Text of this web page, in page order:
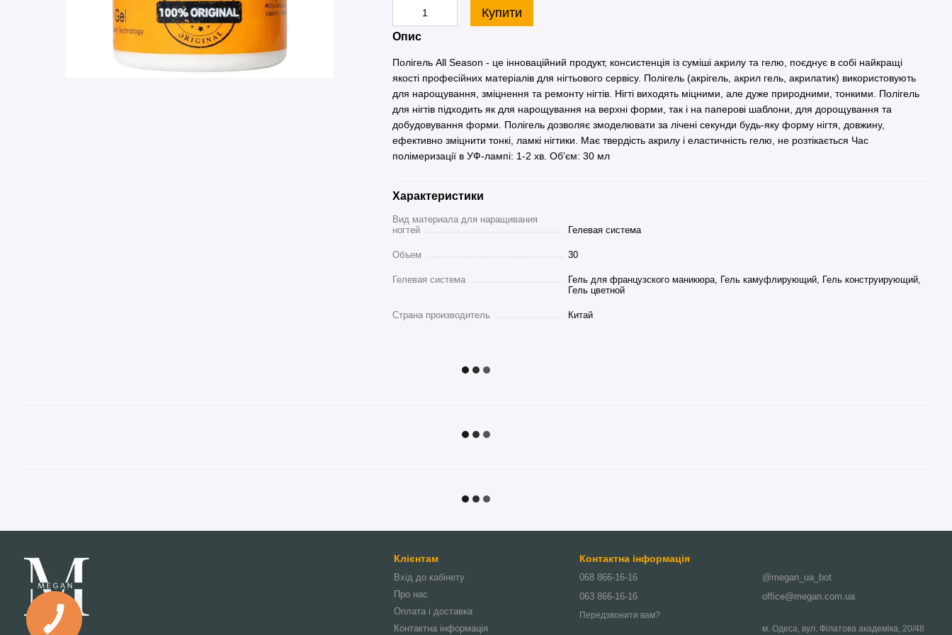
Купити
Опис
Полігель All Season - це інноваційний продукт, консистенція із суміші акрилу та гелю, поєднує в собі найкращі
якості професійних матеріалів для нігтьового сервісу. Полігель (акрігель, акрил гель, акрилатик) використовують
для нарощування, зміцнення та ремонту нігтів. Нігті виходять міцними, але дуже природними, тонкими. Полігель
для нігтів підходить як для нарощування на верхні форми, так і на паперові шаблони, для дорощування та
добудовування форми. Полігель дозволяє змоделювати за лічені секунди будь-яку форму нігтя, довжину,
ефективно зміцнити тонкі, ламкі нігтики. Має твердість акрилу і еластичність гелю, не розтікається Час
полімеризації в УФ-лампі: 1-2 хв. Об'єм: 30 мл
Характеристики
Вид материала для наращивания
ногтей
Гелевая система
Объем 30
Гелевая система
Гель для французского маникюра, Гель камуфлирующий, Гель конструирующий,
Гель цветной
Страна производитель Китай
Клієнтам
Вхід до кабінету
Про нас
Оплата і доставка
Контактна інформація
Контактна інформація
068 866-16-16
063 866-16-16
Передзвонити вам?
@megan_ua_bot
office@megan.com.ua
м. Одеса, вул. Філатова академіка, 20/48